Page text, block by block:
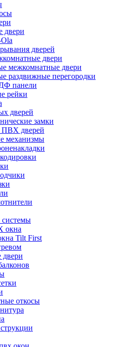
двери
дверей
двери
межкомнатные двери
раздвижные перегородки
панели
рейки
дверей
замки
дверей
механизмы
окна
Tilt First
двери
откосы